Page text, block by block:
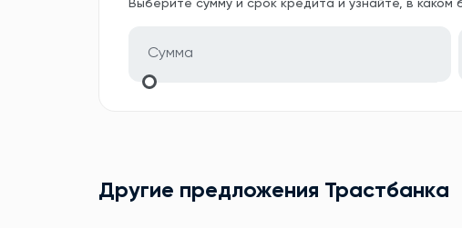
Выберите сумму и срок кредита и узнайте, в
Другие предложения Трастбанкa